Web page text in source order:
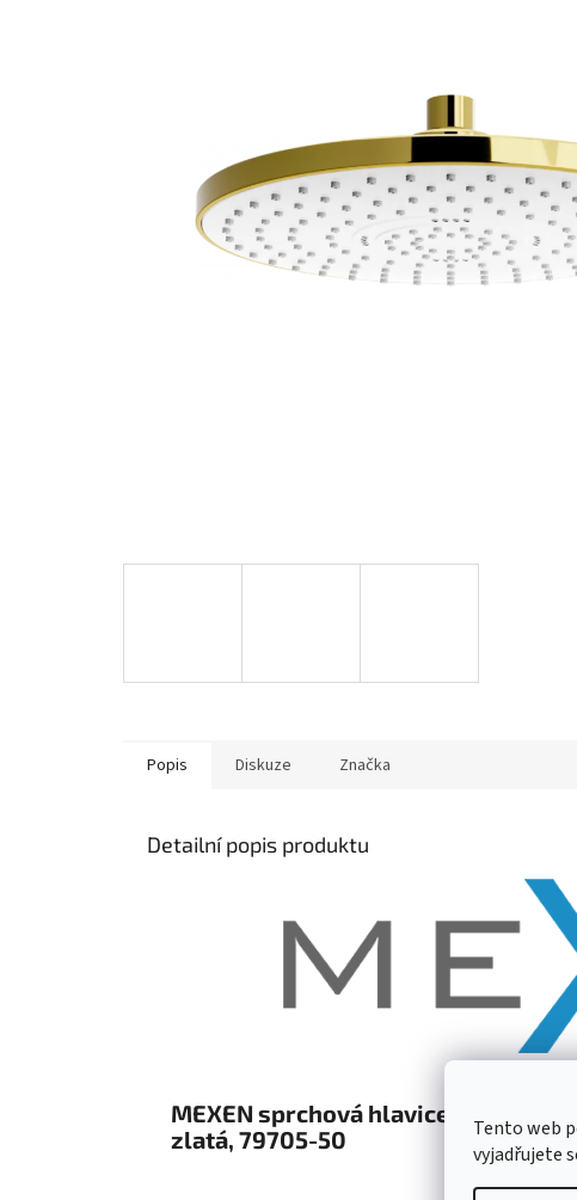
Tento web
vyjadřujete
Popis Diskuze Značka
Detailní popis produktu
MEXEN sprchová hlavice Round 22
zlatá, 79705-50